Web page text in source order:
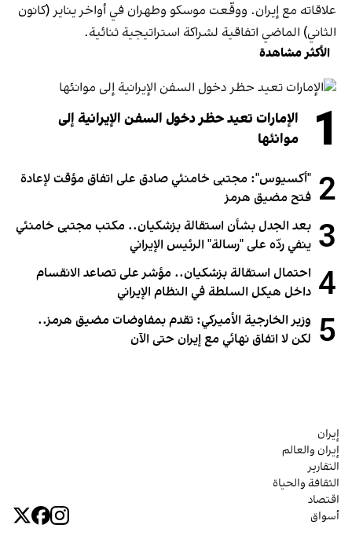
علاقاته مع إيران. ووقّعت موسكو وطهران في أواخر يناير (كانون
الثاني) الماضي اتفاقية لشراكة استراتيجية ثنائية.
الأكثر مشاهدة
1
الإمارات تعيد حظر دخول السفن الإيرانية إلى
موانئها
2 "أكسيوس": مجتبى خامنئي صادق على اتفاق مؤقت لإعادة
فتح مضيق هرمز
3 بعد الجدل بشأن استقالة بزشكيان.. مكتب مجتبى خامنئي
ينفي ردّه على "رسالة" الرئيس الإيراني
4 احتمال استقالة بزشكيان.. مؤشر على تصاعد الانقسام
داخل هيكل السلطة في النظام الإيراني
5 وزير الخارجية الأميركي: تقدم بمفاوضات مضيق هرمز..
لكن لا اتفاق نهائي مع إيران حتى الآن
إيران
إيران والعالم
التقارير
الثقافة والحياة
اقتصاد
أسواق